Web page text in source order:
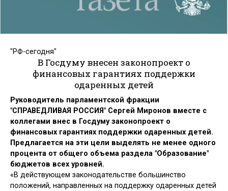
"РФ-сегодня"
В Госдуму внесен законопроект о
финансовых гарантиях поддержки
одаренных детей
Руководитель парламентской фракции
"СПРАВЕДЛИВАЯ РОССИЯ" Сергей Миронов вместе с
коллегами внес в Госдуму законопроект о
финансовых гарантиях поддержки одаренных детей.
Предлагается на эти цели выделять не менее одного
процента от общего объема раздела "Образование"
бюджетов всех уровней.
«В действующем законодательстве большинство
положений, направленных на поддержку одаренных детей